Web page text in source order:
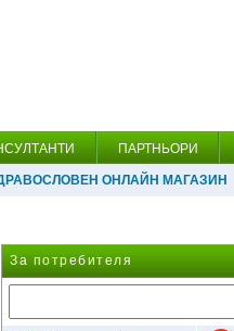
ПАРТНЬОРИ
ОНЛАЙН МАГАЗИН
За потребителя